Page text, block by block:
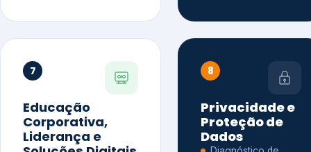
7
Educação
Corporativa,
Liderança e
8
Privacidade e
Proteção de
Dados